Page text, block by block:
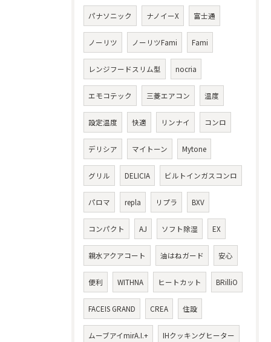
パナソニック ナノイーX 富士通
ノーリツ ノーリツFami Fami
レンジフードスリム型 nocria
エモコテック 三菱エアコン 温度
設定温度 快適 リンナイ コンロ
デリシア マイトーン Mytone
グリル DELICIA ビルトインガスコンロ
パロマ repla リプラ BXV
コンパクト AJ ソフト除湿 EX
親水アクアコート 油はねガード 安心
便利 WITHNA ヒートカット BRilliO
FACEIS GRAND CREA 住設
ムーブアイmirA.I.+ IHクッキングヒーター